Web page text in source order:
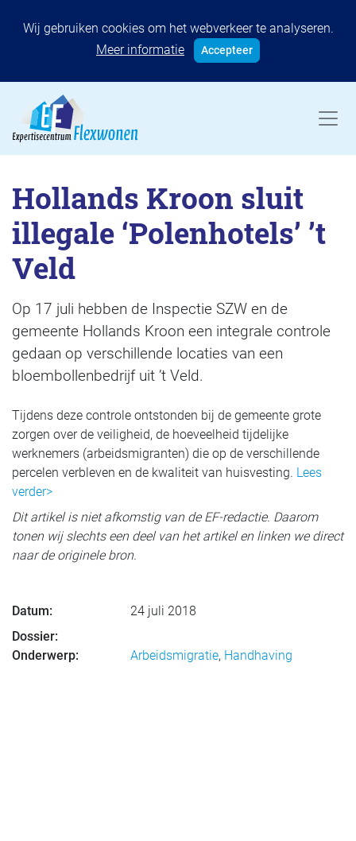
Wij gebruiken cookies om het webverkeer te analyseren.
Meer informatie
Accepteer
Hollands Kroon sluit
illegale ‘Polenhotels’ ’t
Veld
Op 17 juli hebben de Inspectie SZW en de
gemeente Hollands Kroon een integrale controle
gedaan op verschillende locaties van een
bloembollenbedrijf uit ’t Veld.
Tijdens deze controle ontstonden bij de gemeente grote
zorgen over de veiligheid, de hoeveelheid tijdelijke
werknemers (arbeidsmigranten) die op de verschillende
percelen verbleven en de kwaliteit van huisvesting. Lees
verder>
Dit artikel is niet afkomstig van de EF-redactie. Daarom
tonen wij slechts een deel van het artikel en linken we direct
naar de originele bron.
Datum:
24 juli 2018
Dossier:
Onderwerp:
Arbeidsmigratie, Handhaving